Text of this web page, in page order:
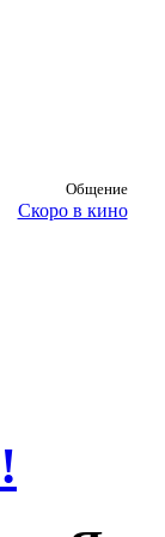
Общение
Скоро в кино